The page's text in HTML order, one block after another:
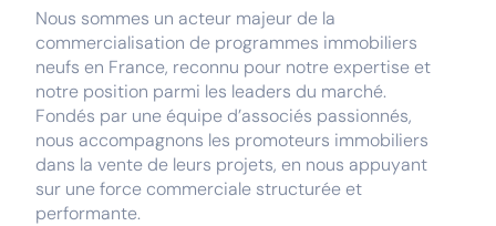
Nous sommes un acteur majeur de la
commercialisation de programmes immobiliers
neufs en France, reconnu pour notre expertise et
notre position parmi les leaders du marché.
Fondés par une équipe d’associés passionnés,
nous accompagnons les promoteurs immobiliers
dans la vente de leurs projets, en nous appuyant
sur une force commerciale structurée et
performante.